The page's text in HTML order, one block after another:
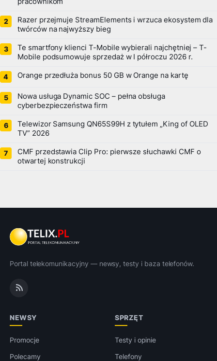
Razer przejmuje StreamElements i wrzuca ekosystem dla
twórców na najwyższy bieg
Te smartfony klienci T-Mobile wybierali najchętniej – T-
Mobile podsumowuje sprzedaż w I półroczu 2026 r.
Orange przedłuża bonus 50 GB w Orange na kartę
Nowa usługa Dynamic SOC – pełna obsługa
cyberbezpieczeństwa firm
Telewizor Samsung QN65S99H z tytułem „King of OLED
TV” 2026
CMF przedstawia Clip Pro: pierwsze słuchawki CMF o
otwartej konstrukcji
Portal telekomunikacyjny — newsy, testy i baza telefonów.
NEWSY
Promocje
Polecamy
SPRZĘT
Testy i opinie
Telefony